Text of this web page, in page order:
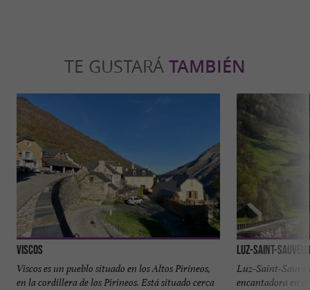
TE GUSTARÁ TAMBIÉN
Viscos
Viscos es un pueblo situado en los Altos Pirineos,
en la cordillera de los Pirineos. Está situado cerca
Luz-Saint-Sauveur
Luz-Saint-
encantadora en